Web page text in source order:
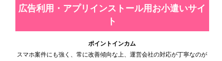
広告利用・アプリインストール用お小遣いサイ
ト
ポイントインカム
スマホ案件にも強く、常に改善傾向な上、運営会社の対応が丁寧なのが